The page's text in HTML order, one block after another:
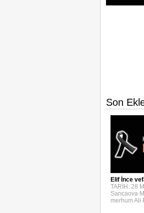
Son
Elif İnce
TARİH: 28
Sarıcaova
merhum Ali